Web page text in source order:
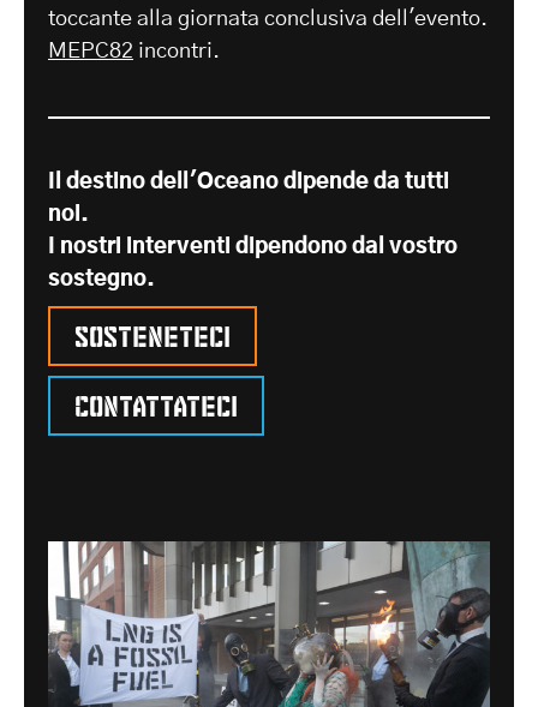
toccante alla giornata conclusiva dell'evento.
MEPC82 incontri.
Il destino dell'Oceano dipende da tutti
noi.
I nostri interventi dipendono dal vostro
sostegno.
Sosteneteci
Contattateci